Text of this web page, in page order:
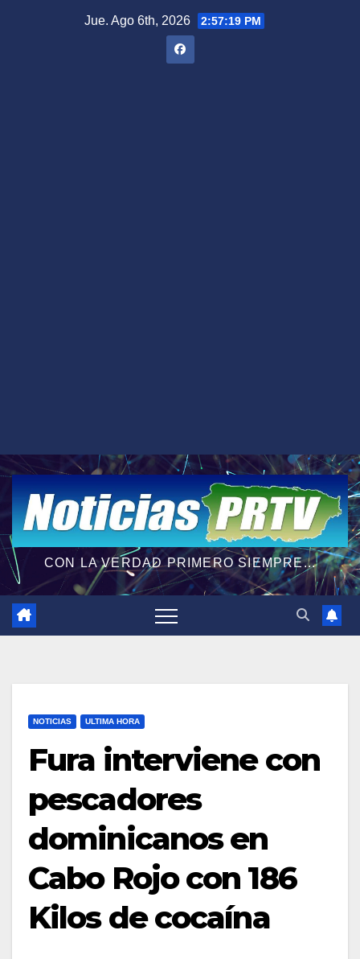
Jue. Ago 6th, 2026 2:57:19 PM
CON LA VERDAD PRIMERO SIEMPRE...
NOTICIAS ULTIMA HORA
Fura interviene con
pescadores
dominicanos en
Cabo Rojo con 186
Kilos de cocaína